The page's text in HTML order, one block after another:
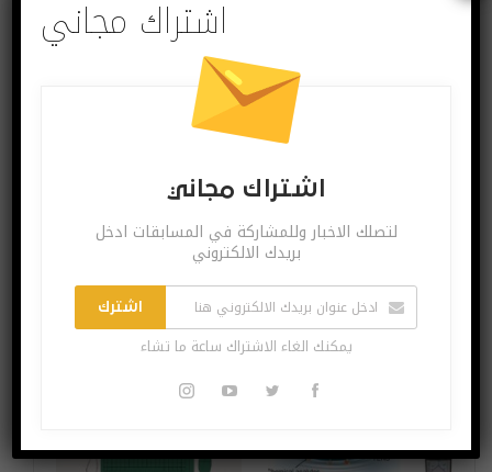
Note 9 Pro 5G
هاتف شاومي الجديد
المزيد عن المؤلف
اشتراك مجاني
اشتراك مجاني
لتصلك الاخبار وللمشاركة في المسابقات ادخل
بريدك الالكتروني
اشترك
يمكنك الغاء الاشتراك ساعة ما تشاء